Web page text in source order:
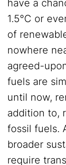
have a
1.5°C or
of
nowhere
agreed-
fuels are
until now,
addition to,
fossil fuels.
broader
require